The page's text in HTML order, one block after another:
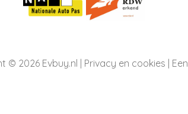
© 2026 Evbuy.nl | Privacy en cookies | Een